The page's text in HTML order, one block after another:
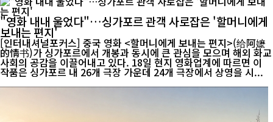
"영화 내내 울었다"…싱가포르 관객 사로잡은 '할머니에게
보내는 편지'
[인터내셔널포커스] 중국 영화 <할머니에게 보내는 편지>(给阿嬷
的情书)가 싱가포르에서 개봉과 동시에 큰 관심을 모으며 해외 화교
사회의 공감을 이끌어내고 있다. 18일 현지 영화업계에 따르면 이
작품은 싱가포르 내 26개 극장 가운데 24개 극장에서 상영을 시...